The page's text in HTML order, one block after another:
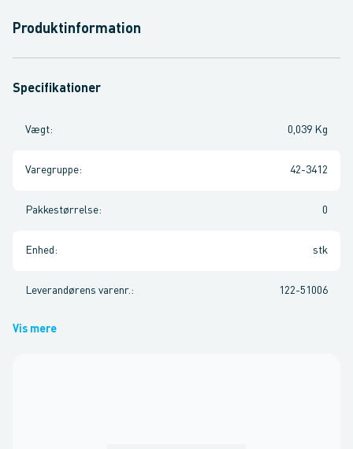
Produktinformation
Specifikationer
Vægt: 0,039 Kg
Varegruppe: 42-3412
Pakkestørrelse: 0
Enhed : stk
Leverandørens varenr. : 122-51006
Vis mere